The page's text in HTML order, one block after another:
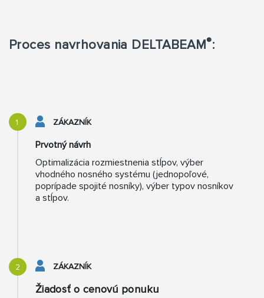
Proces navrhovania DELTABEAM®:
1
2
ZÁKAZNÍK
Prvotný návrh
Optimalizácia rozmiestnenia stĺpov, výber
vhodného nosného systému (jednopoľové,
poprípade spojité nosníky), výber typov nosníkov
a stĺpov.
ZÁKAZNÍK
Žiadosť o cenovú ponuku